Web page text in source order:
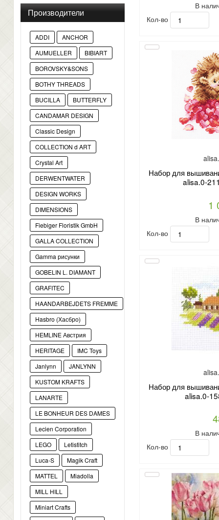
Производители
ADDI
ANCHOR
AUMUELLER
BIBIART
BOROVSKY&SONS
BOTHY THREADS
BUCILLA
BUTTERFLY
CANDAMAR DESIGN
Classic Design
COLLECTION d ART
Crystal Art
DERWENTWATER
DESIGN WORKS
DIMENSIONS
Fiebiger Floristik GmbH
GALLA COLLECTION
Gamma рисунки
GOBELIN L. DIAMANT
GRAFITEC
HAANDARBEJDETS FREMME
Hasbro (Хасбро)
HEMLINE Австрия
HERITAGE
IMC Toys
Janlynn
JANLYNN
KUSTOM KRAFTS
LANARTE
LE BONHEUR DES DAMES
Lecien Corporation
LEGO
Letistitch
Luca-S
Magik Craft
MATTEL
Miadolla
MILL HILL
Miniart Crafts
В
Кол-во
Набор для
alisa.0-
1
В
Кол-во
Набор для
alisa.0-
В
Кол-во